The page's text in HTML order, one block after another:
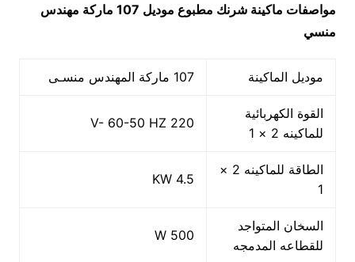
مواصفات ماكينة شرنك مطبوع موديل 107 ماركة مهندس
منسي
موديل الماكينة 107 ماركة المهندس منسـى
القوة الكهربائية
للماكينه 2 × 1
220 V- 60-50 HZ
الطاقة للماكينه 2 ×
1
4.5 KW
السخان المتواجد
للقطاعه المدمجه
500 W